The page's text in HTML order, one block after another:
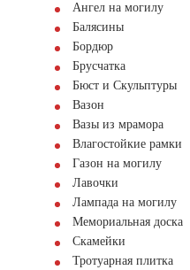
Ангел на могилу
Балясины
Бордюр
Брусчатка
Бюст и Скульптуры
Вазон
Вазы из мрамора
Влагостойкие рамки
Газон на могилу
Лавочки
Лампада на могилу
Мемориальная доска
Скамейки
Тротуарная плитка